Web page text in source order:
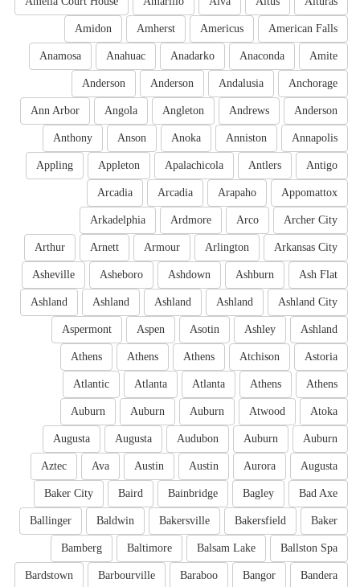
American Falls
Americus
Amherst
Amidon
Amite
Anaconda
Anadarko
Anahuac
Anamosa
Anchorage
Andalusia
Anderson
Anderson
Anderson
Andrews
Angleton
Angola
Ann Arbor
Annapolis
Anniston
Anoka
Anson
Anthony
Antigo
Antlers
Apalachicola
Appleton
Appling
Appomattox
Arapaho
Arcadia
Arcadia
Archer City
Arco
Ardmore
Arkadelphia
Arkansas City
Arlington
Armour
Arnett
Arthur
Ash Flat
Ashburn
Ashdown
Asheboro
Asheville
Ashland City
Ashland
Ashland
Ashland
Ashland
Ashland
Ashley
Asotin
Aspen
Aspermont
Astoria
Atchison
Athens
Athens
Athens
Athens
Athens
Atlanta
Atlanta
Atlantic
Atoka
Atwood
Auburn
Auburn
Auburn
Auburn
Auburn
Audubon
Augusta
Augusta
Augusta
Aurora
Austin
Austin
Ava
Aztec
Bad Axe
Bagley
Bainbridge
Baird
Baker City
Baker
Bakersfield
Bakersville
Baldwin
Ballinger
Ballston Spa
Balsam Lake
Baltimore
Bamberg
Bandera
Bangor
Baraboo
Barbourville
Bardstown